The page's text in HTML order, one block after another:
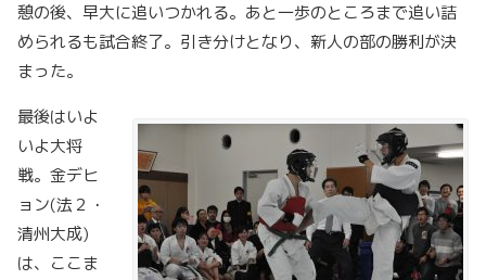
憩の後、早大に追いつかれる。あと一歩のところまで追い詰
められるも試合終了。引き分けとなり、新人の部の勝利が決
まった。
最後はいよ
いよ大将
戦。金デヒ
ョン(法２・
清州大成)
は、ここま